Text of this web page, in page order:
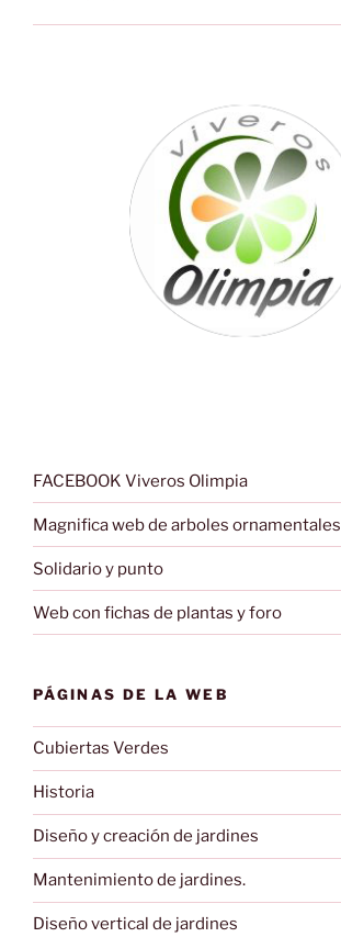
FACEBOOK Viveros Olimpia
Magnifica web de arboles ornamentales
Solidario y punto
Web con fichas de plantas y foro
PÁGINAS DE LA WEB
Cubiertas Verdes
Historia
Diseño y creación de jardines
Mantenimiento de jardines.
Diseño vertical de jardines